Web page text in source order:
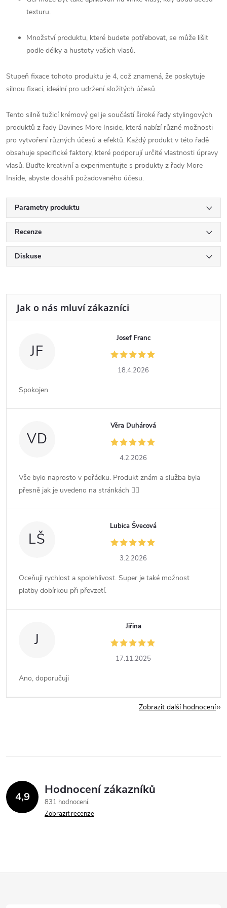
texturu.
Množství produktu, které budete potřebovat, se může lišit
podle délky a hustoty vašich vlasů.
Stupeň fixace tohoto produktu je 4, což znamená, že poskytuje
silnou fixaci, ideální pro udržení složitých účesů.
Tento silně tužicí krémový gel je součástí široké řady stylingových
produktů z řady Davines More Inside, která nabízí různé možnosti
pro vytvoření různých účesů a efektů. Každý produkt v této řadě
obsahuje specifické faktory, které podporují určité vlastnosti úpravy
vlasů. Buďte kreativní a experimentujte s produkty z řady More
Inside, abyste dosáhli požadovaného účesu.
Parametry produktu
Recenze
Diskuse
JF
Josef Franc
18.4.2026
Spokojen
VD
Věra Duhárová
4.2.2026
Vše bylo naprosto v pořádku. Produkt znám a služba byla
přesně jak je uvedeno na stránkách 👍🏻
LŠ
Lubica Švecová
3.2.2026
Oceňuji rychlost a spolehlivost. Super je také možnost
platby dobírkou při převzetí.
J
Jiřina
17.11.2025
Ano, doporučuji
Zobrazit další hodnocení
4,9 Hodnocení zákazníků
831 hodnocení
Zobrazit recenze